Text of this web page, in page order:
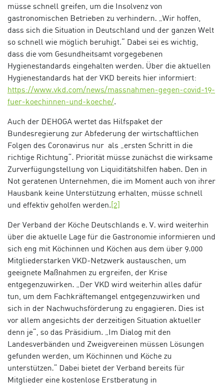
müsse schnell greifen, um die Insolvenz von
gastronomischen Betrieben zu verhindern. „Wir hoffen,
dass sich die Situation in Deutschland und der ganzen Welt
so schnell wie möglich beruhigt.“ Dabei sei es wichtig,
dass die vom Gesundheitsamt vorgegebenen
Hygienestandards eingehalten werden. Über die aktuellen
Hygienestandards hat der VKD bereits hier informiert:
https://www.vkd.com/news/massnahmen-gegen-covid-19-
fuer-koechinnen-und-koeche/.
Auch der DEHOGA wertet das Hilfspaket der
Bundesregierung zur Abfederung der wirtschaftlichen
Folgen des Coronavirus nur als „ersten Schritt in die
richtige Richtung“. Priorität müsse zunächst die wirksame
Zurverfügungstellung von Liquiditätshilfen haben. Den in
Not geratenen Unternehmen, die im Moment auch von ihrer
Hausbank keine Unterstützung erhalten, müsse schnell
und effektiv geholfen werden.[2]
Der Verband der Köche Deutschlands e. V. wird weiterhin
über die aktuelle Lage für die Gastronomie informieren und
sich eng mit Köchinnen und Köchen aus dem über 9.000
Mitgliederstarken VKD-Netzwerk austauschen, um
geeignete Maßnahmen zu ergreifen, der Krise
entgegenzuwirken. „Der VKD wird weiterhin alles dafür
tun, um dem Fachkräftemangel entgegenzuwirken und
sich in der Nachwuchsförderung zu engagieren. Dies ist
vor allem angesichts der derzeitigen Situation aktueller
denn je“, so das Präsidium. „Im Dialog mit den
Landesverbänden und Zweigvereinen müssen Lösungen
gefunden werden, um Köchinnen und Köche zu
unterstützen.“ Dabei bietet der Verband bereits für
Mitglieder eine kostenlose Erstberatung in